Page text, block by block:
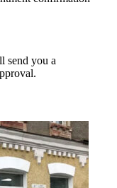
send you a